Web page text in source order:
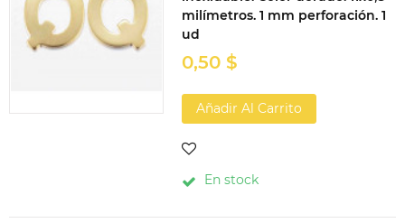
milímetros. 1 mm perforación. 1
ud
0,50 $
Añadir Al Carrito
En stock